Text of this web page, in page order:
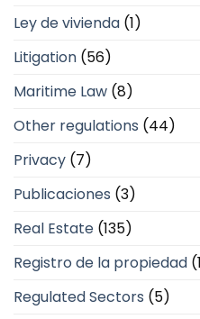
Ley de vivienda (1)
Litigation (56)
Maritime Law (8)
Other regulations (44)
Privacy (7)
Publicaciones (3)
Real Estate (135)
Registro de la propiedad
Regulated Sectors (5)